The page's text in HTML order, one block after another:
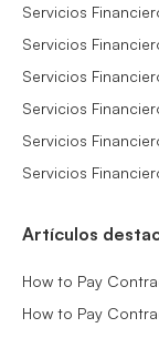
Servicios
Servicios
Servicios
Servicios
Servicios
Servicios
Artículos
How to Pay
How to Pay